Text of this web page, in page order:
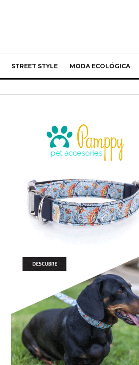
STREET STYLE MODA ECOLÓGICA